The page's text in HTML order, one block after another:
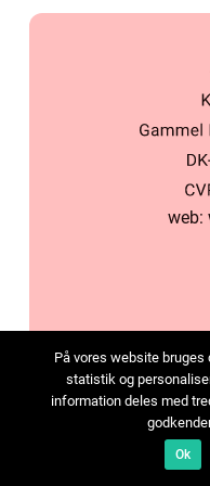
web:
På vores website
statistik og
information deles med
Ok